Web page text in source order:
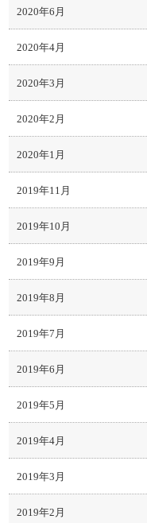
2020年6月
2020年4月
2020年3月
2020年2月
2020年1月
2019年11月
2019年10月
2019年9月
2019年8月
2019年7月
2019年6月
2019年5月
2019年4月
2019年3月
2019年2月